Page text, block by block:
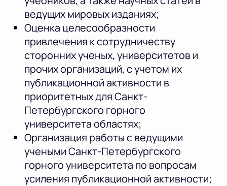
ведущих мировых изданиях;
Оценка целесообразности
привлечения к сотрудничеству
сторонних ученых, университетов и
прочих организаций, с учетом их
публикационной активности в
приоритетных для Санкт-
Петербургского горного
университета областях;
Организация работы с ведущими
учеными Санкт-Петербургского
горного университета по вопросам
усиления публикационной активности;